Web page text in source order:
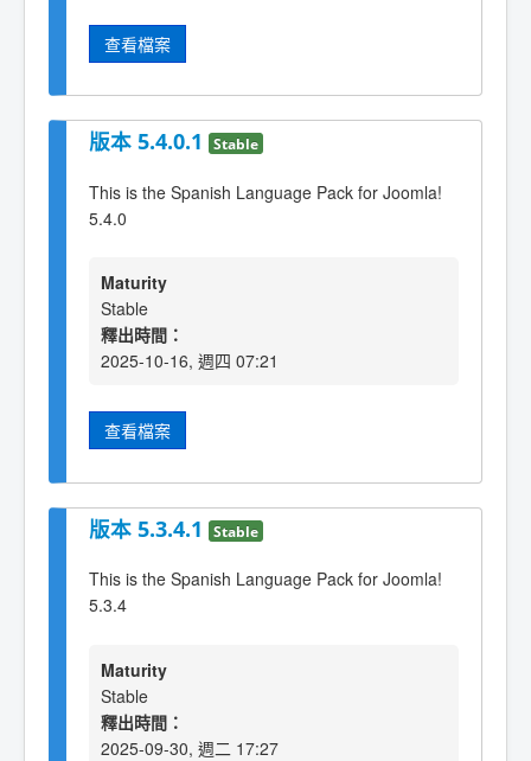
查看檔案
版本 5.4.0.1 Stable
This is the Spanish Language Pack for Joomla!
5.4.0
Maturity
Stable
釋出時間：
2025-10-16, 週四 07:21
查看檔案
版本 5.3.4.1 Stable
This is the Spanish Language Pack for Joomla!
5.3.4
Maturity
Stable
釋出時間：
2025-09-30, 週二 17:27